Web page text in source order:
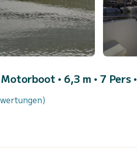
Motorboot • 6,3 m • 7 Pers •